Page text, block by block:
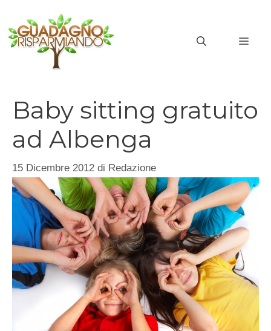
contenuto
Baby sitting gratuito
ad Albenga
15 Dicembre 2012 di Redazione